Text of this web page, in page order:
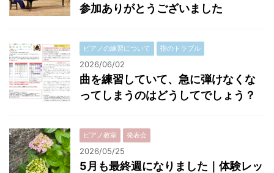
参加ありがとうございました
ピアノの練習について 指のトラブル
2026/06/02
曲を練習していて、急に弾けなくな
ってしまうのはどうしてでしょう？
ピアノ教室 発表会
2026/05/25
5月も最終週になりました｜体験レッ